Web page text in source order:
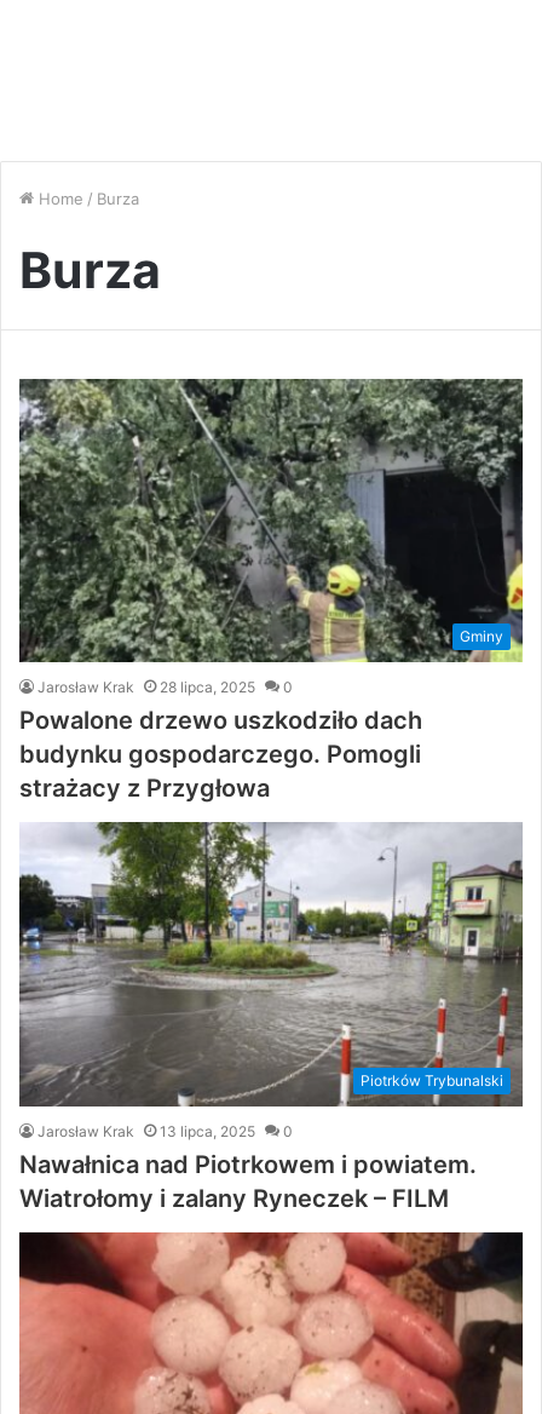
Home / Burza
Burza
Gminy
Jarosław Krak 28 lipca, 2025 0
Powalone drzewo uszkodziło dach
budynku gospodarczego. Pomogli
strażacy z Przygłowa
Piotrków Trybunalski
Jarosław Krak 13 lipca, 2025 0
Nawałnica nad Piotrkowem i powiatem.
Wiatrołomy i zalany Ryneczek – FILM